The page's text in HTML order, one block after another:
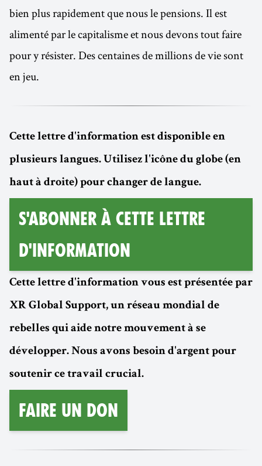
bien plus rapidement que nous le pensions. Il est
alimenté par le capitalisme et nous devons tout faire
pour y résister. Des centaines de millions de vie sont
en jeu.
Cette lettre d'information est disponible en
plusieurs langues. Utilisez l'icône du globe (en
haut à droite) pour changer de langue.
S'abonner à cette lettre
d'information
Cette lettre d'information vous est présentée par
XR Global Support, un réseau mondial de
rebelles qui aide notre mouvement à se
développer. Nous avons besoin d'argent pour
soutenir ce travail crucial.
Faire un don